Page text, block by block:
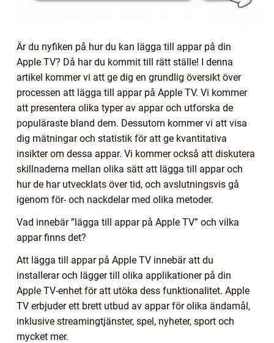
Är du nyfiken på hur du kan lägga till appar på din
Apple TV? Då har du kommit till rätt ställe! I denna
artikel kommer vi att ge dig en grundlig översikt över
processen att lägga till appar på Apple TV. Vi kommer
att presentera olika typer av appar och utforska de
populäraste bland dem. Dessutom kommer vi att visa
dig mätningar och statistik för att ge kvantitativa
insikter om dessa appar. Vi kommer också att diskutera
skillnaderna mellan olika sätt att lägga till appar och
hur de har utvecklats över tid, och avslutningsvis gå
igenom för- och nackdelar med olika metoder.
Vad innebär ”lägga till appar på Apple TV” och vilka
appar finns det?
Att lägga till appar på Apple TV innebär att du
installerar och lägger till olika applikationer på din
Apple TV-enhet för att utöka dess funktionalitet. Apple
TV erbjuder ett brett utbud av appar för olika ändamål,
inklusive streamingtjänster, spel, nyheter, sport och
mycket mer.